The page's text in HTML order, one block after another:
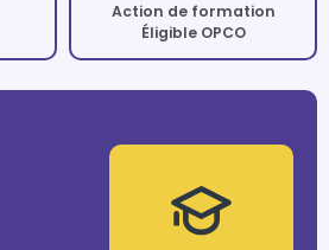
Action de formation
Éligible OPCO